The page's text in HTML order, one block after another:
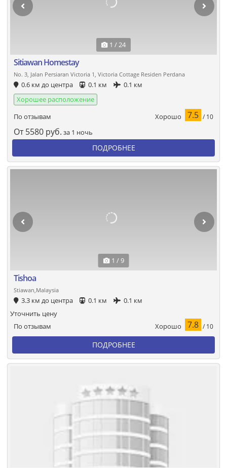
1 / 24
Sitiawan Homestay
No. 3, Jalan Persiaran Victoria 1, Victoria Cottage Residen Perdana
0.6 км до центра 0.1 км
0.1 км
Хорошее расположение
По отзывам
Хорошо 7.5 / 10
От 5580 руб. за 1 ночь
ПОДРОБНЕЕ
1 / 9
Tishoa
Stiawan,Malaysia
3.3 км до центра 0.1 км 0.1 км
По отзывам Хорошо 7.8 / 10
Уточнить цену
ПОДРОБНЕЕ